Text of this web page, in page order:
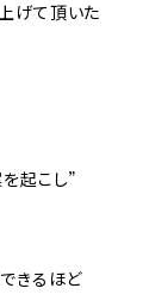
げて頂いた
起こし”
きるほど